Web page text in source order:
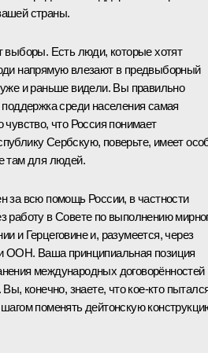
страны.
выборы. Есть люди, которые хотят
напрямую влезают в предвыборный
и раньше видели. Вы правильно
среди населения самая
что Россия понимает
Сербскую, поверьте, имеет
там для людей.
за всю помощь России, в частности
работу в Совете по выполнению
и Герцеговине и, разумеется, через
ООН. Ваша принципиальная позиция
международных договорённостей
конечно, знаете, что кое‑кто
поменять дейтонскую